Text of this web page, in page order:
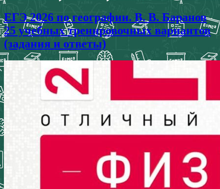
ЕГЭ 2026 по географии. В. В. Баранов
25 учебных тренировочных вариантов
(задания и ответы)